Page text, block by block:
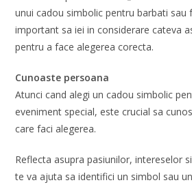
unui cadou simbolic pentru barbati sau
important sa iei in considerare cateva
pentru a face alegerea corecta.
Cunoaste persoana
Atunci cand alegi un cadou simbolic
eveniment special, este crucial sa
care faci alegerea.
Reflecta asupra pasiunilor, intereselor
te va ajuta sa identifici un simbol sau